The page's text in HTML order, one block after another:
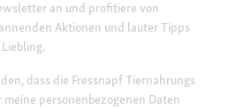
an und profitiere von
Aktionen und lauter Tipps
dass die Fressnapf Tiernahrungs
meine personenbezogenen Daten